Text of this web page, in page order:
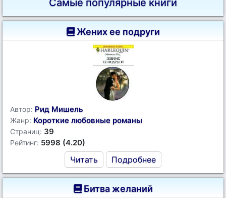
Самые популярные книги
Жених ее подруги
Автор: Рид Мишель
Жанр: Короткие любовные романы
Страниц: 39
Рейтинг: 5998 (4.20)
Читать Подробнее
Битва желаний